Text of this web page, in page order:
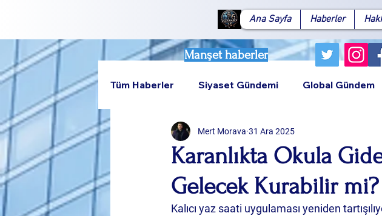
Ana Sayfa Haberler
Manşet haberler
Tüm Haberler Siyaset Gündemi Global Gündem
Teknoloji Rumeli
Karanlıkta Okula
Gelecek Kurabilir mi?
Mert Morava 31 Ara 2025
Kalıcı yaz saati uygulaması yeniden